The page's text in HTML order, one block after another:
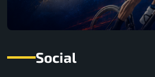
Social